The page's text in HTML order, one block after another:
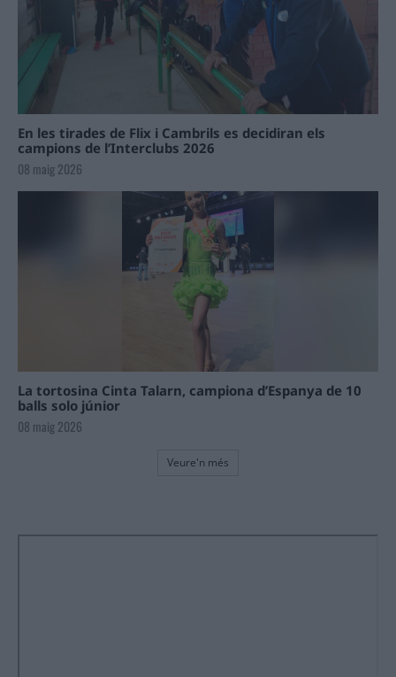
En les tirades de Flix i Cambrils es decidiran els
campions de l’Interclubs 2026
08 maig 2026
La tortosina Cinta Talarn, campiona d’Espanya de 10
balls solo júnior
08 maig 2026
Veure'n més